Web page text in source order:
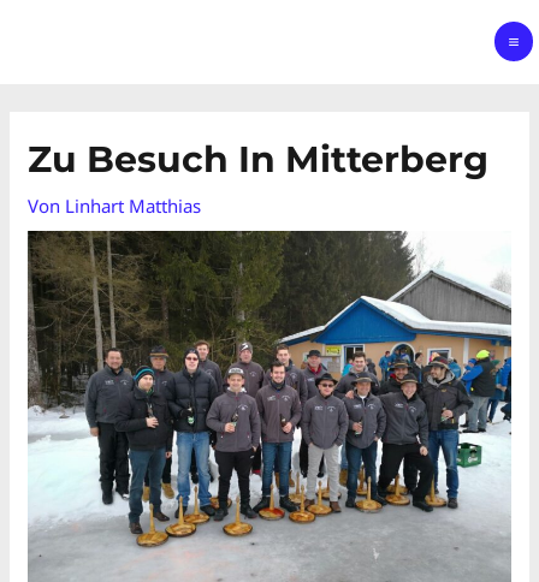
Zu Besuch In Mitterberg
Von Linhart Matthias